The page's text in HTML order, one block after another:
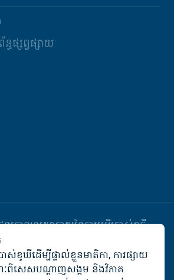
ផ្សព្វផ្សាយ
នគោលនយោបាយនៃការប្រើប្រាស់ខូគី
Nutrition
ស់ខូឃីដើម្បីផ្ទាល់ខ្លួនមាតិកា, ការផ្សាយ
ៈពិសេសបណ្តាញសង្គម និងវិភាគ